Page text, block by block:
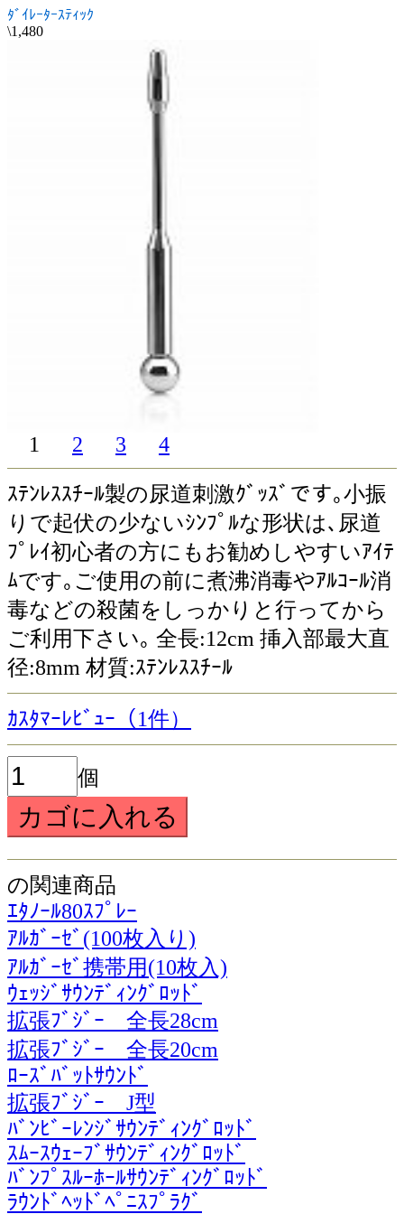
ﾀﾞｲﾚｰﾀｰｽﾃｨｯｸ
\1,480
1 2 3 4
ｽﾃﾝﾚｽｽﾁｰﾙ製の尿道刺激ｸﾞｯｽﾞです｡小振
りで起伏の少ないｼﾝﾌﾟﾙな形状は､尿道
ﾌﾟﾚｲ初心者の方にもお勧めしやすいｱｲﾃ
ﾑです｡ご使用の前に煮沸消毒やｱﾙｺｰﾙ消
毒などの殺菌をしっかりと行ってから
ご利用下さい｡ 全長:12cm 挿入部最大直
径:8mm 材質:ｽﾃﾝﾚｽｽﾁｰﾙ
ｶｽﾀﾏｰﾚﾋﾞｭｰ（1件）
個
の関連商品
ｴﾀﾉｰﾙ80ｽﾌﾟﾚｰ
ｱﾙｶﾞｰｾﾞ(100枚入り)
ｱﾙｶﾞｰｾﾞ携帯用(10枚入)
ｳｪｯｼﾞｻｳﾝﾃﾞｨﾝｸﾞﾛｯﾄﾞ
拡張ﾌﾞｼﾞｰ 全長28cm
拡張ﾌﾞｼﾞｰ 全長20cm
ﾛｰｽﾞﾊﾞｯﾄｻｳﾝﾄﾞ
拡張ﾌﾞｼﾞｰ J型
ﾊﾞﾝﾋﾞｰﾚﾝｼﾞｻｳﾝﾃﾞｨﾝｸﾞﾛｯﾄﾞ
ｽﾑｰｽｳｪｰﾌﾞｻｳﾝﾃﾞｨﾝｸﾞﾛｯﾄﾞ
ﾊﾞﾝﾌﾟｽﾙｰﾎｰﾙｻｳﾝﾃﾞｨﾝｸﾞﾛｯﾄﾞ
ﾗｳﾝﾄﾞﾍｯﾄﾞﾍﾟﾆｽﾌﾟﾗｸﾞ